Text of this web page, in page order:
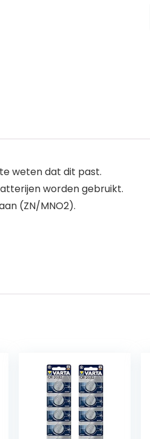
weten dat dit past.
worden gebruikt.
(ZN/MNO2).